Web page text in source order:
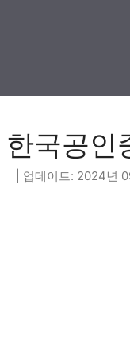
한국공인
2024년